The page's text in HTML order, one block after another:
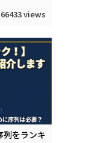
66433 views
列をランキ